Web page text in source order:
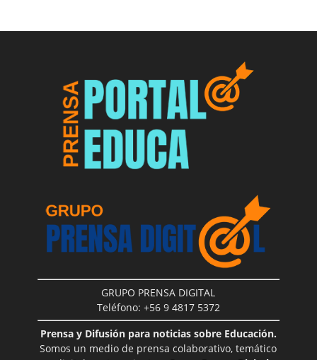
GRUPO PRENSA DIGITAL
Teléfono: +56 9 4817 5372
Prensa y Difusión para noticias sobre Educación.
Somos un medio de prensa colaborativo, temático